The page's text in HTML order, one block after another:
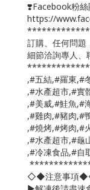
❣️Facebook粉
https://
訂購、任何問題
細節洽詢專人、
,#五結,#羅東,#
,#水產超市,#實
,#美威,#鮭魚,#
,#雞肉,#豬肉,#
,#燒烤,#烤肉,#
,#水產超市,#龜
,#冷凍食品,#自
◇◆注意事項